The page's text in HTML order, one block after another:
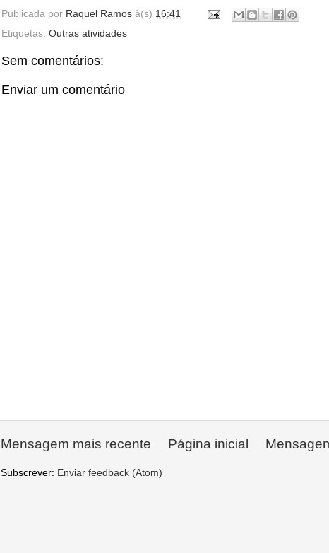
Publicada por Raquel Ramos à(s) 16:41
Etiquetas: Outras atividades
Sem comentários:
Enviar um comentário
Mensagem mais recente Página inicial
Subscrever: Enviar feedback (Atom)